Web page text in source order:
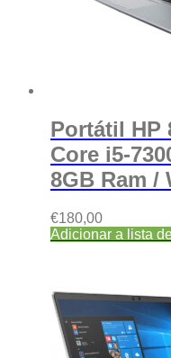
Portátil HP
Core i5-
8GB Ram /
€180,00
Adicionar a lista